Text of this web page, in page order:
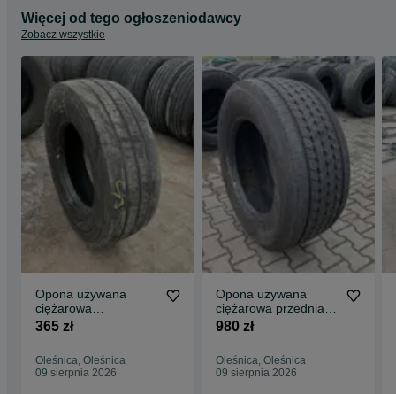
Więcej od tego ogłoszeniodawcy
Zobacz wszystkie
Opona używana
ciężarowa
265/70R17.5
365 zł
Oleśnica, Oleśnica
09 sierpnia 2026
Opona używana
ciężarowa przednia
385/55R22.5
980 zł
Oleśnica, Oleśnica
09 sierpnia 2026